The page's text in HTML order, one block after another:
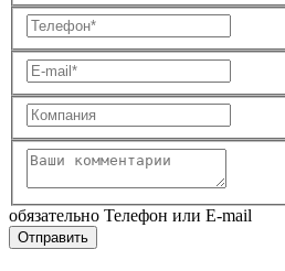
обязательно Телефон или E-mail